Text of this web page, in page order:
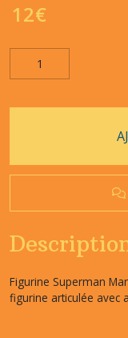
12€
Figurine Superman
figurine articulée avec